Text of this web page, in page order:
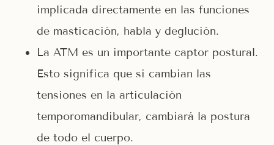
implicada directamente en las funciones
de masticación, habla y deglución.
La ATM es un importante captor postural.
Esto significa que si cambian las
tensiones en la articulación
temporomandibular, cambiará la postura
de todo el cuerpo.